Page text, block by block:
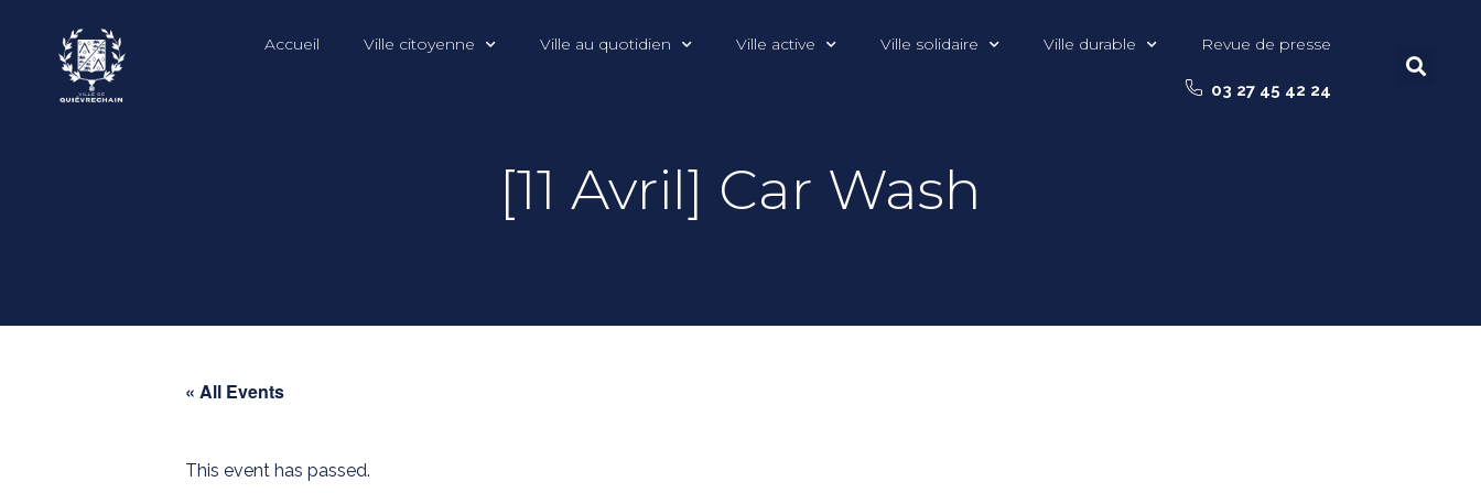
Accueil Ville citoyenne Ville au quotidien Ville active Ville solidaire Ville durable Revue de presse
03 27 45 42 24
[11 Avril] Car Wash
« All Events
This event has passed.